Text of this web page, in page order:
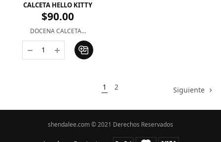
CALCETA HELLO KITTY
$90.00
DOCENA CALCETA…
1 2 Siguiente
shendalee.com © 2021 Derechos Reservados